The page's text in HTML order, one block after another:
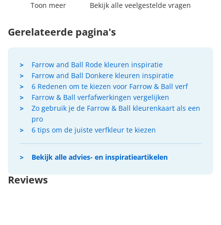
Toon meer Bekijk alle veelgestelde vragen
Gerelateerde pagina's
Farrow and Ball Rode kleuren inspiratie
Farrow and Ball Donkere kleuren inspiratie
6 Redenen om te kiezen voor Farrow & Ball verf
Farrow & Ball verfafwerkingen vergelijken
Zo gebruik je de Farrow & Ball kleurenkaart als een
pro
6 tips om de juiste verfkleur te kiezen
Bekijk alle advies- en inspiratieartikelen
Reviews